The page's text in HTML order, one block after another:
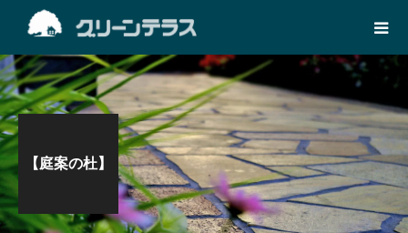
【庭案の杜】